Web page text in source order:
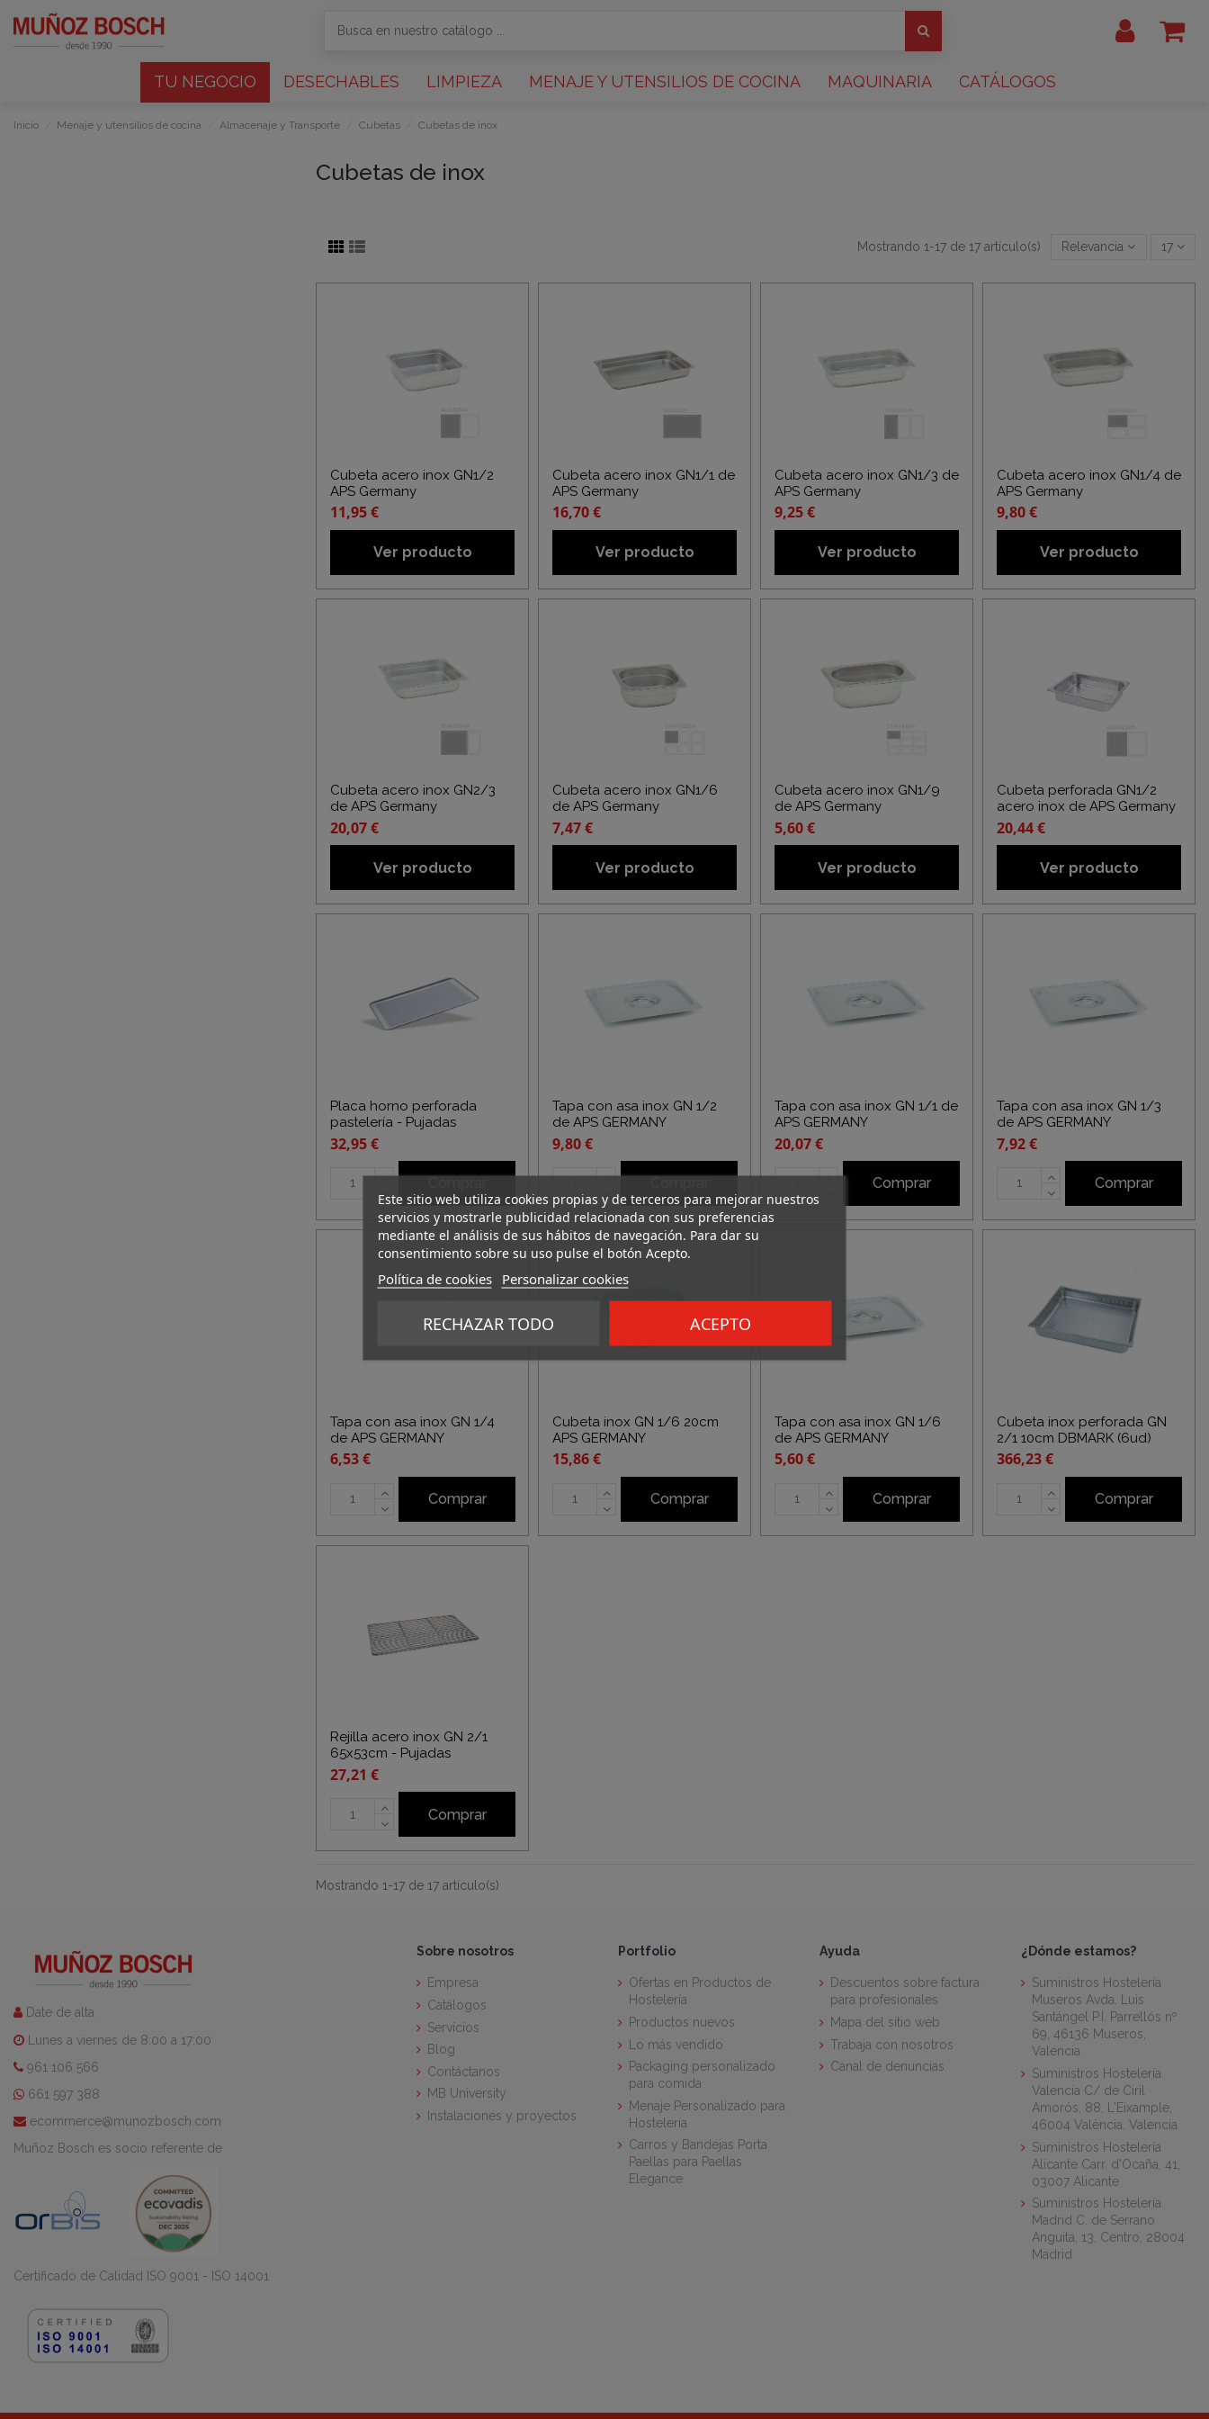
Este sitio web utiliza cookies propias y de terceros para mejorar nuestros
servicios y mostrarle publicidad relacionada con sus preferencias
mediante el análisis de sus hábitos de navegación. Para dar su
consentimiento sobre su uso pulse el botón Acepto.
Política de cookies Personalizar cookies
RECHAZAR TODO ACEPTO
TU NEGOCIO DESECHABLES LIMPIEZA MENAJE Y UTENSILIOS DE COCINA MAQUINARIA CATÁLOGOS
Inicio Menaje y utensilios de cocina Almacenaje y Transporte Cubetas Cubetas de inox
Cubetas de inox
Mostrando 1-17 de 17 artículo(s) Relevancia 17
Cubeta acero inox GN1/2
APS Germany
11,95 €
Ver producto
Cubeta acero inox GN1/1 de
APS Germany
16,70 €
Ver producto
Cubeta acero inox GN1/3 de
APS Germany
9,25 €
Ver producto
Cubeta acero inox GN1/4 de
APS Germany
9,80 €
Ver producto
Cubeta acero inox GN2/3
de APS Germany
20,07 €
Ver producto
Cubeta acero inox GN1/6
de APS Germany
7,47 €
Ver producto
Cubeta acero inox GN1/9
de APS Germany
5,60 €
Ver producto
Cubeta perforada GN1/2
acero inox de APS Germany
20,44 €
Ver producto
Placa horno perforada
pastelería - Pujadas
32,95 €
Tapa con asa inox GN 1/2
de APS GERMANY
9,80 €
Tapa con asa inox GN 1/1 de
APS GERMANY
20,07 €
Comprar
Tapa con asa inox GN 1/3
de APS GERMANY
7,92 €
Comprar
Tapa con asa inox GN 1/4
de APS GERMANY
6,53 €
Comprar
Cubeta inox GN 1/6 20cm
APS GERMANY
15,86 €
Comprar
Tapa con asa inox GN 1/6
de APS GERMANY
5,60 €
Comprar
Cubeta inox perforada GN
2/1 10cm DBMARK (6ud)
366,23 €
Comprar
Rejilla acero inox GN 2/1
65x53cm - Pujadas
27,21 €
Comprar
Mostrando 1-17 de 17 artículo(s)
Date de alta
Lunes a viernes de 8:00 a 17:00
961 106 566
661 597 388
ecommerce@munozbosch.com
Muñoz Bosch es socio referente de
Certificado de Calidad ISO 9001 - ISO 14001
Sobre nosotros
Empresa
Catálogos
Servicios
Blog
Contáctanos
MB University
Instalaciones y proyectos
Portfolio
Ofertas en Productos de
Hostelería
Productos nuevos
Lo más vendido
Packaging personalizado
para comida
Menaje Personalizado para
Hostelería
Carros y Bandejas Porta
Paellas para Paellas
Elegance
Ayuda
Descuentos sobre factura
para profesionales
Mapa del sitio web
Trabaja con nosotros
Canal de denuncias
¿Dónde estamos?
Suministros Hostelería
Museros Avda. Luis
Santángel P.I. Parrellós nº
69, 46136 Museros,
Valencia
Suministros Hostelería
Valencia C/ de Ciril
Amorós, 88, L'Eixample,
46004 València, Valencia
Suministros Hostelería
Alicante Carr. d'Ocaña, 41,
03007 Alicante
Suministros Hostelería
Madrid C. de Serrano
Anguita, 13, Centro, 28004
Madrid